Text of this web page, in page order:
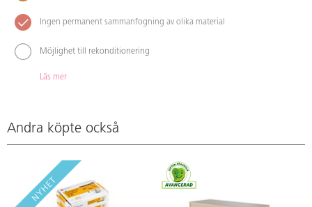
Ingen permanent sammanfogning av olika material
Möjlighet till rekonditionering
Läs mer
Andra köpte också